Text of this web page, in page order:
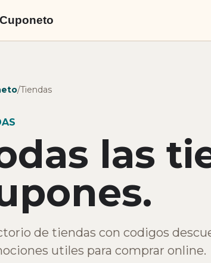
/Tiendas
las
de tiendas con codigos
utiles para comprar online.